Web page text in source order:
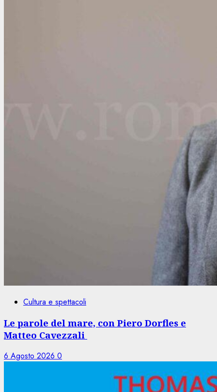
Cultura e spettacoli
Le parole del mare, con Piero Dorfles e
Matteo Cavezzali
6 Agosto 2026 0